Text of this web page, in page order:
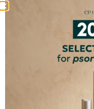
32,00
ΕΠΙΛΕΞΤΕ ΜΕΓΕΘΟΣ